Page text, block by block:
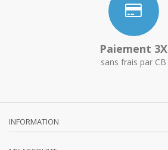
Paiement 3X
sans frais par CB
INFORMATION